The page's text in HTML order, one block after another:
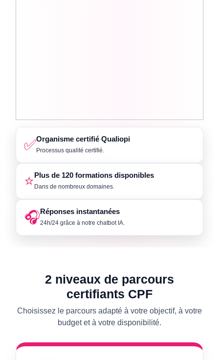
✅Organisme certifié Qualiopi
Processus qualité certifié.
⭐Plus de 120 formations disponibles
Dans de nombreux domaines.
🎧Réponses instantanées
24h/24 grâce à notre chatbot IA.
2 niveaux de parcours
certifiants CPF
Choisissez le parcours adapté à votre objectif, à votre
budget et à votre disponibilité.